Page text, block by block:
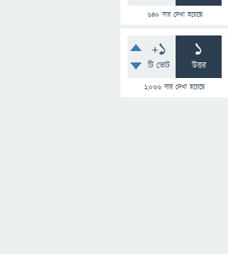
640 বার দেখা হয়েছে
+1
টি ভোট
1
উত্তর
1,066 বার দেখা হয়েছে